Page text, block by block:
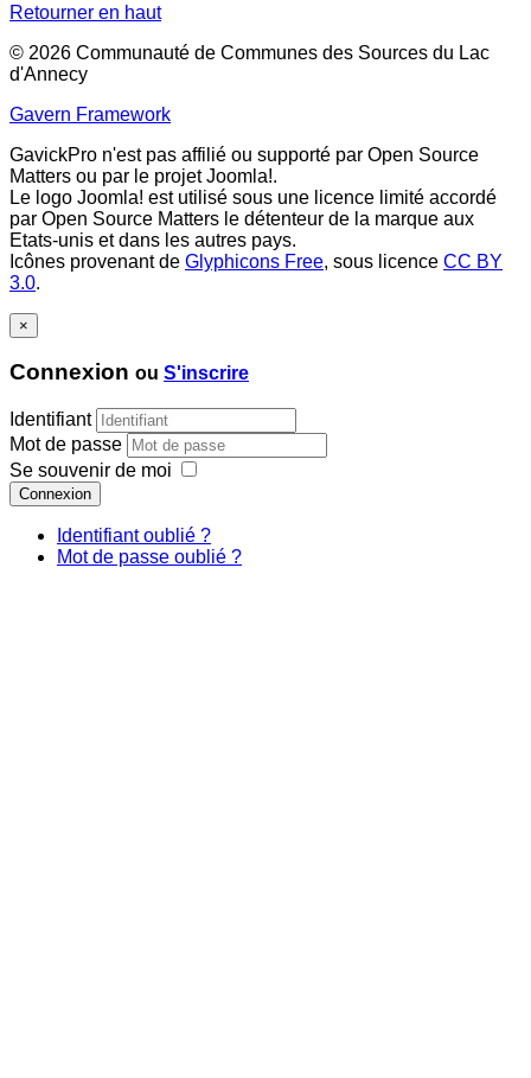
Retourner en haut
© 2026 Communauté de Communes des Sources du Lac
d'Annecy
Gavern Framework
GavickPro n'est pas affilié ou supporté par Open Source
Matters ou par le projet Joomla!.
Le logo Joomla! est utilisé sous une licence limité accordé
par Open Source Matters le détenteur de la marque aux
Etats-unis et dans les autres pays.
Icônes provenant de Glyphicons Free, sous licence CC BY
3.0.
×
Connexion ou S'inscrire
Identifiant
Mot de passe
Se souvenir de moi
Connexion
Identifiant oublié ?
Mot de passe oublié ?